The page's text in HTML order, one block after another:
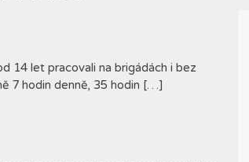
14 let pracovali na brigádách i bez
7 hodin denně, 35 hodin […]